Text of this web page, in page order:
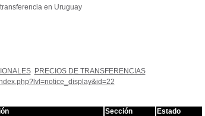
en Uruguay
PRECIOS DE TRANSFERENCIAS
Sección
Estado